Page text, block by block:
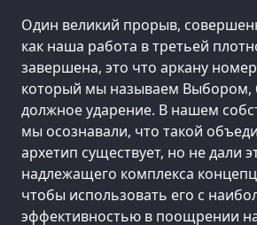
Один великий прорыв,
как наша работа в третьей
завершена, это что аркану
который мы называем Выбором,
должное ударение. В нашем
мы осознавали, что такой
архетип существует, но не дали
надлежащего комплекса
чтобы использовать его с
эффективностью в поощрении